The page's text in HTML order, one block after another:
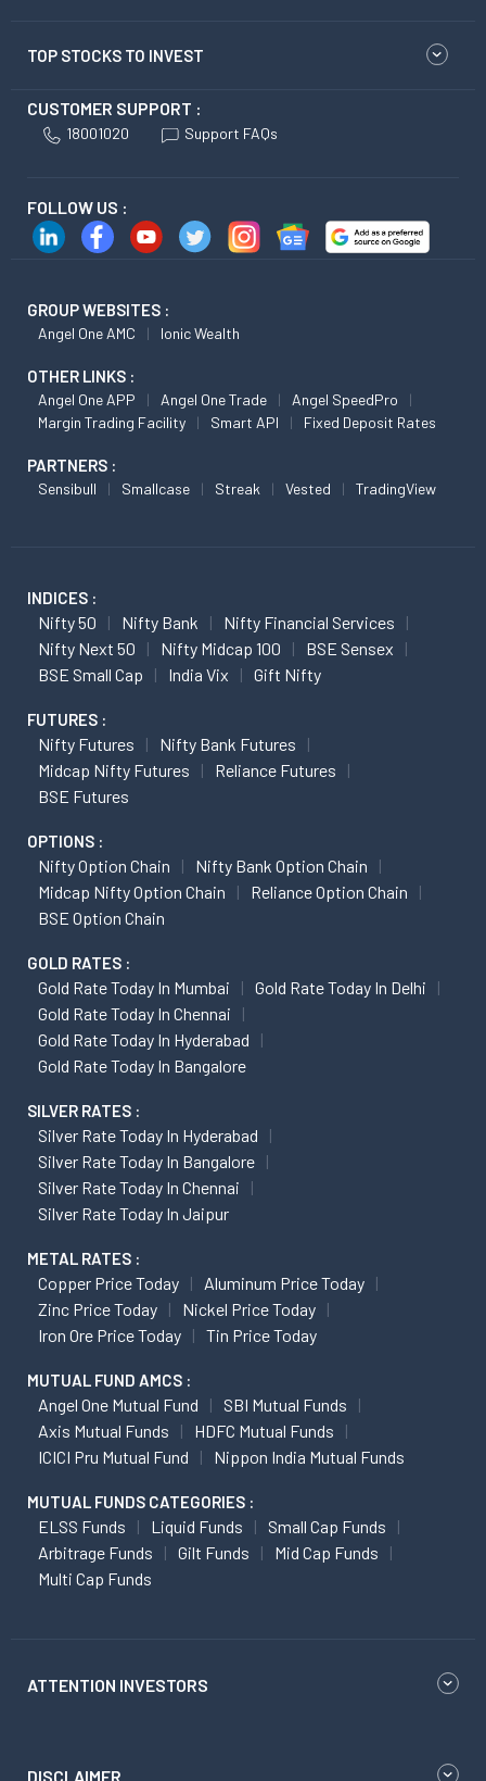
TOP STOCKS TO INVEST
CUSTOMER SUPPORT :
18001020 Support FAQs
FOLLOW US :
GROUP WEBSITES :
Angel One AMC Ionic Wealth
OTHER LINKS :
Angel One APP Angel One Trade
Angel SpeedPro
Margin Trading Facility
Smart API Fixed Deposit Rates
PARTNERS :
Sensibull Smallcase Streak Vested TradingView
INDICES :
Nifty 50 Nifty Bank
Nifty Financial Services
Nifty Next 50
Nifty Midcap 100
BSE Sensex
BSE Small Cap
India Vix Gift Nifty
FUTURES :
Nifty Futures
Nifty Bank Futures
Midcap Nifty Futures
Reliance Futures
BSE Futures
OPTIONS :
Nifty Option Chain
Nifty Bank Option Chain
Midcap Nifty Option Chain
Reliance Option Chain
BSE Option Chain
GOLD RATES :
Gold Rate Today In Mumbai
Gold Rate Today In Delhi
Gold Rate Today In Chennai
Gold Rate Today In Hyderabad
Gold Rate Today In Bangalore
SILVER RATES :
Silver Rate Today In Hyderabad
Silver Rate Today In Bangalore
Silver Rate Today In Chennai
Silver Rate Today In Jaipur
METAL RATES :
Copper Price Today
Aluminum Price Today
Zinc Price Today
Nickel Price Today
Iron Ore Price Today
Tin Price Today
MUTUAL FUND AMCS :
Angel One Mutual Fund
SBI Mutual Funds
Axis Mutual Funds
HDFC Mutual Funds
ICICI Pru Mutual Fund
Nippon India Mutual Funds
MUTUAL FUNDS CATEGORIES :
ELSS Funds Liquid Funds
Small Cap Funds
Arbitrage Funds
Gilt Funds
Mid Cap Funds
Multi Cap Funds
ATTENTION INVESTORS
DISCLAIMER